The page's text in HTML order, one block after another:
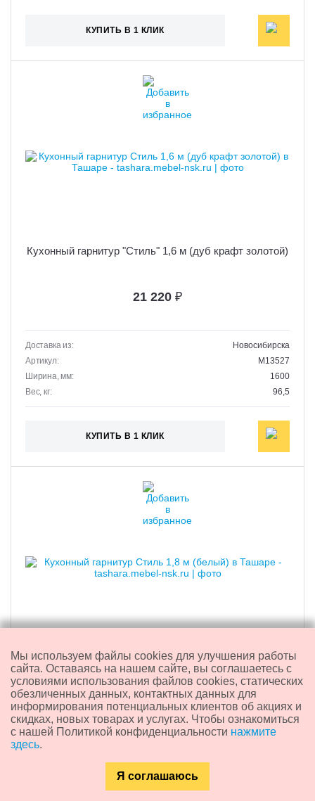
КУПИТЬ В 1 КЛИК
Кухонный гарнитур "Стиль" 1,6 м (дуб крафт золотой)
21 220 ₽
Доставка из:
Новосибирска
Артикул:
M13527
Ширина, мм:
1600
Вес, кг:
96,5
КУПИТЬ В 1 КЛИК
Кухонный гарнитур "Стиль" 1,8 м (белый)
21 660₽
Доставка из:
Каталог Контакты
Мы используем файлы cookies для улучшения работы
сайта. Оставаясь на нашем сайте, вы соглашаетесь с
условиями использования файлов cookies, статических
обезличенных данных, контактных данных для
информирования потенциальных клиентов об акциях и
скидках, новых товарах и услугах. Чтобы ознакомиться
с нашей Политикой конфиденциальности нажмите
здесь.
Я соглашаюсь